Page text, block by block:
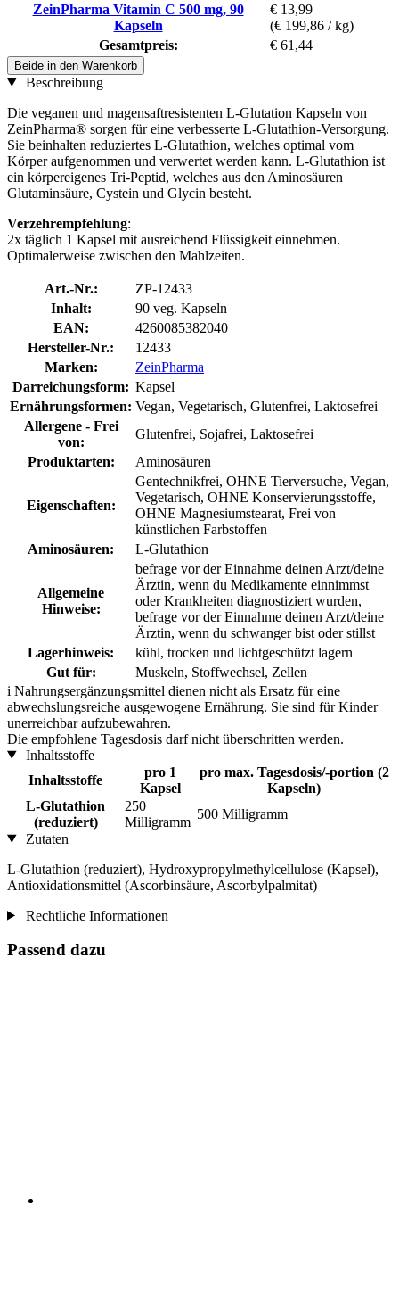
ZeinPharma Vitamin C 500 mg, 90
Kapseln
€ 13,99
(€ 199,86 / kg)
Gesamtpreis:
€ 61,44
Beide in den Warenkorb
Beschreibung
Die veganen und magensaftresistenten L-Glutation Kapseln von
ZeinPharma® sorgen für eine verbesserte L-Glutathion-Versorgung.
Sie beinhalten reduziertes L-Glutathion, welches optimal vom
Körper aufgenommen und verwertet werden kann. L-Glutathion ist
ein körpereigenes Tri-Peptid, welches aus den Aminosäuren
Glutaminsäure, Cystein und Glycin besteht.
Verzehrempfehlung:
2x täglich 1 Kapsel mit ausreichend Flüssigkeit einnehmen.
Optimalerweise zwischen den Mahlzeiten.
Art.-Nr.:
ZP-12433
Inhalt:
90 veg. Kapseln
EAN:
4260085382040
Hersteller-Nr.:
12433
Marken:
ZeinPharma
Darreichungsform: Kapsel
Ernährungsformen: Vegan, Vegetarisch, Glutenfrei, Laktosefrei
Allergene - Frei
von:
Glutenfrei, Sojafrei, Laktosefrei
Produktarten:
Aminosäuren
Eigenschaften:
Gentechnikfrei, OHNE Tierversuche, Vegan,
Vegetarisch, OHNE Konservierungsstoffe,
OHNE Magnesiumstearat, Frei von
künstlichen Farbstoffen
Aminosäuren:
L-Glutathion
Allgemeine
Hinweise:
befrage vor der Einnahme deinen Arzt/deine
Ärztin, wenn du Medikamente einnimmst
oder Krankheiten diagnostiziert wurden,
befrage vor der Einnahme deinen Arzt/deine
Ärztin, wenn du schwanger bist oder stillst
Lagerhinweis:
kühl, trocken und lichtgeschützt lagern
Gut für:
Muskeln, Stoffwechsel, Zellen
i Nahrungsergänzungsmittel dienen nicht als Ersatz für eine
abwechslungsreiche ausgewogene Ernährung. Sie sind für Kinder
unerreichbar aufzubewahren.
Die empfohlene Tagesdosis darf nicht überschritten werden.
Inhaltsstoffe
Inhaltsstoffe
pro 1
Kapsel
pro max. Tagesdosis/-portion (2
Kapseln)
L-Glutathion
(reduziert)
250
Milligramm
500 Milligramm
Zutaten
L-Glutathion (reduziert), Hydroxypropylmethylcellulose (Kapsel),
Antioxidationsmittel (Ascorbinsäure, Ascorbylpalmitat)
Rechtliche Informationen
Passend dazu